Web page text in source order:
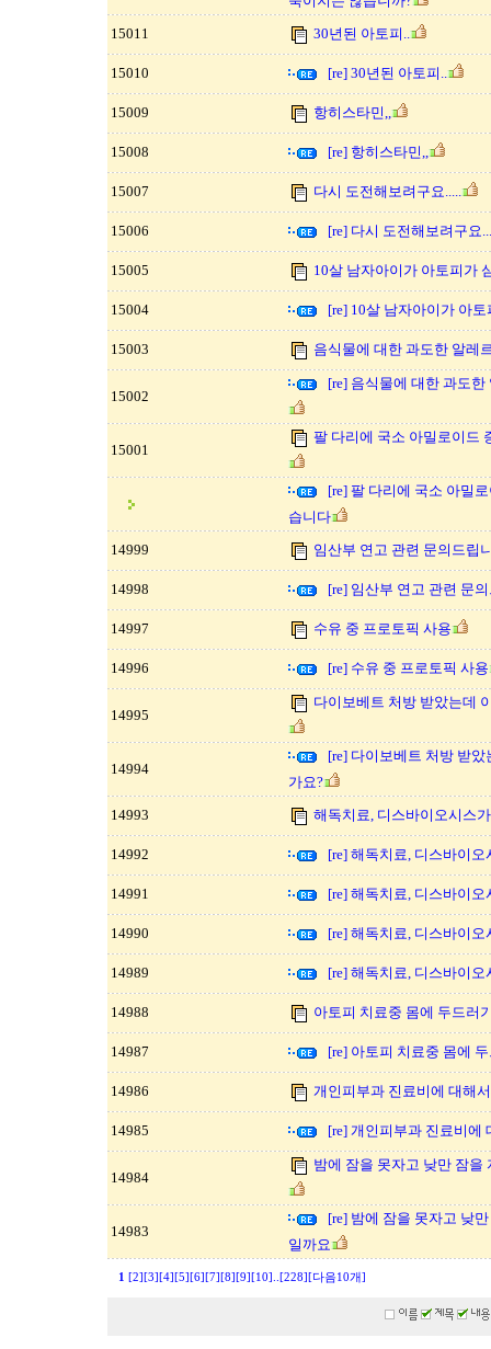
15011
30년된 아토피..
15010 [re] 30년된 아토피..
15009 항히스타민,,
15008 [re] 항히스타민,,
15007 다시 도전해보려구요.....
15006 [re] 다시 도전해보려구요
15005 10살 남자아이가 아토피가
15004 [re] 10살 남자아이가 아
15003 음식물에 대한 과도한 알레
15002
[re] 음식물에 대한 과도
15001
팔 다리에 국소 아밀로이드
[re] 팔 다리에 국소 아밀
습니다
14999
임산부 연고 관련 문의드립
14998 [re] 임산부 연고 관련 문
14997 수유 중 프로토픽 사용
14996 [re] 수유 중 프로토픽 사용
14995
다이보베트 처방 받았는데
14994
[re] 다이보베트 처방 받
가요?
14993
해독치료, 디스바이오시스
14992 [re] 해독치료, 디스바이오
14991 [re] 해독치료, 디스바이오
14990 [re] 해독치료, 디스바이오
14989 [re] 해독치료, 디스바이오
14988 아토피 치료중 몸에 두드러
14987 [re] 아토피 치료중 몸에
14986 개인피부과 진료비에 대해
14985 [re] 개인피부과 진료비에
14984
밤에 잠을 못자고 낮만 잠을
14983
[re] 밤에 잠을 못자고 낮
일까요
1 [2] [3] [4] [5] [6] [7] [8] [9] [10] [228] [다음10개]